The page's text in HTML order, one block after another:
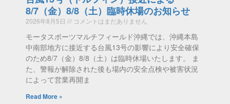
8/7（金）8/8（土）臨時休場のお知らせ
2026年8月5日 コメントはまだありません
モータスポーツマルチフィールド沖縄では、沖縄本島
中南部地方に接近する台風13号の影響により安全確保
のため8/7（金）8/8（土）は臨時休場いたします。 ま
た、警報が解除された後も場内の安全点検や被害状況
によって営業再開ま
Read More »